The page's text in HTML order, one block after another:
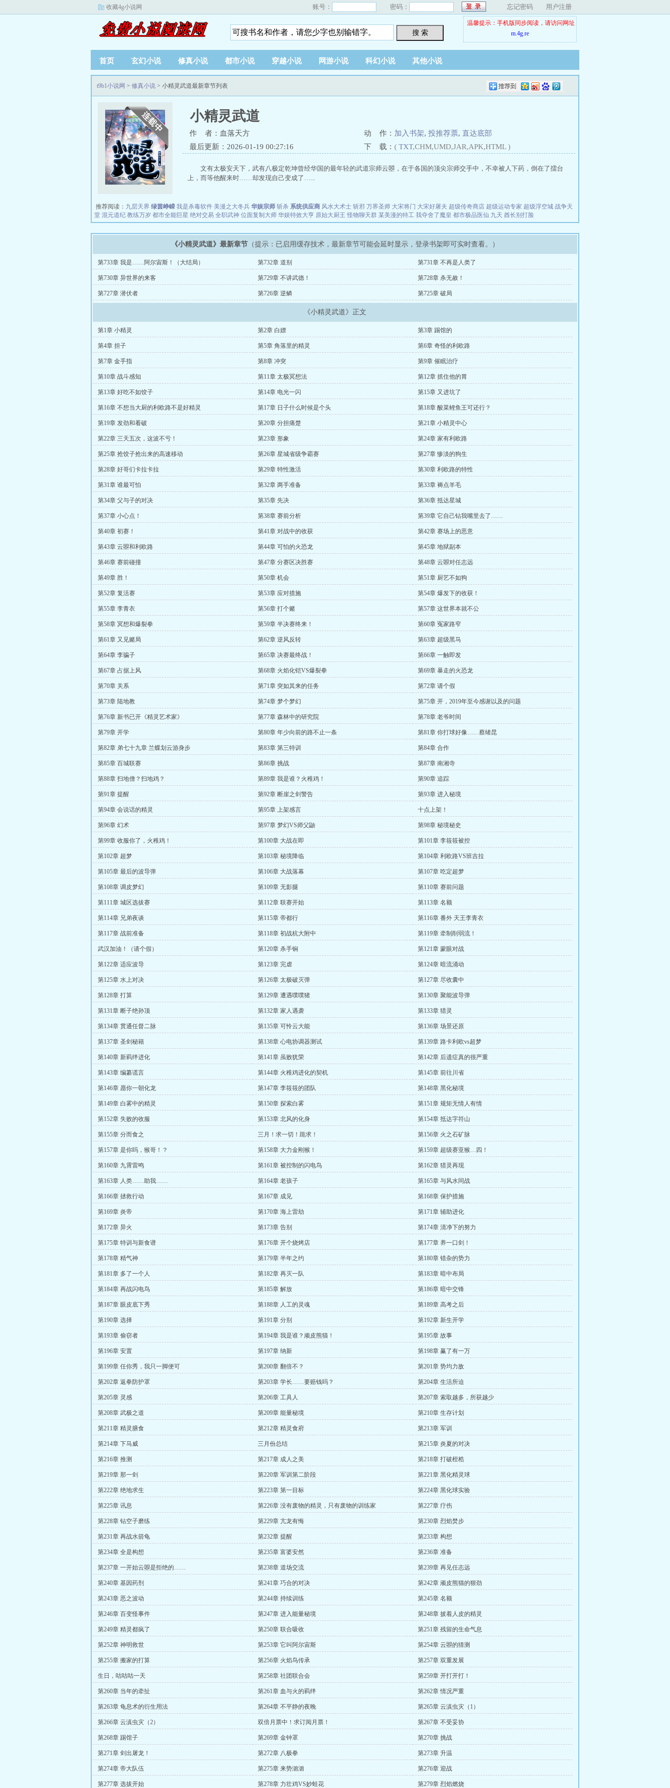
收藏4g小说网 账号： 密码： 忘记密码 用户注册
搜 索
温馨提示：手机版同步阅读，请访问网址
m.4g.re
首页 玄幻小说 修真小说 都市小说 穿越小说 网游小说 科幻小说 其他小说
t9b1小说网 > 修真小说 > 小精灵武道最新章节列表
小精灵武道
作 者：血落天方 动 作： 加入书架, 投推荐票, 直达底部
最后更新：2026-01-19 00:27:16
下 载： ( TXT,CHM,UMD,JAR,APK,HTML )
文有太极安天下，武有八极定乾坤曾经华国的最年轻的武道宗师云曌，在于各国的顶尖宗师交手中，不幸被人下药，倒在了擂台
上，而等他醒来时……却发现自己变成了…...
推荐阅读： 九层天界 绿茵峥嵘 我是杀毒软件 美漫之大冬兵 华娱宗师 斩杀 系统供应商 风水大术士 斩邪 万界圣师 大宋将门 大宋好屠夫 超级传奇商店 超级运动专家 超级浮空城 战争天
堂 混元道纪 教练万岁 都市全能巨星 绝对交易 全职武神 位面复制大师 华娱特效大亨 原始大厨王 怪物聊天群 某美漫的特工 我夺舍了魔皇 都市极品医仙 九天 酋长别打脸
《小精灵武道》最新章节 （提示：已启用缓存技术，最新章节可能会延时显示，登录书架即可实时查看。）
第733章 我是……阿尔宙斯！（大结局） 第732章 道别 第731章 不再是人类了
第730章 异世界的来客 第729章 不讲武德！ 第728章 杀无赦！
第727章 潜伏者 第726章 逆鳞 第725章 破局
《小精灵武道》正文
第1章 小精灵 第2章 白嫖 第3章 踢馆的
第4章 担子 第5章 角落里的精灵 第6章 奇怪的利欧路
第7章 金手指 第8章 冲突 第9章 催眠治疗
第10章 战斗感知 第11章 太极冥想法 第12章 抓住他的胃
第13章 好吃不如饺子 第14章 电光一闪 第15章 又进坑了
第16章 不想当大厨的利欧路不是好精灵 第17章 日子什么时候是个头 第18章 酸菜鲤鱼王可还行？
第19章 发劲和看破 第20章 分担痛楚 第21章 小精灵中心
第22章 三天五次，这波不亏！ 第23章 形象 第24章 家有利欧路
第25章 抢饺子抢出来的高速移动 第26章 星城省级争霸赛 第27章 惨淡的狗生
第28章 好哥们卡拉卡拉 第29章 特性激活 第30章 利欧路的特性
第31章 谁最可怕 第32章 两手准备 第33章 褥点羊毛
第34章 父与子的对决 第35章 先决 第36章 抵达星城
第37章 小心点！ 第38章 赛前分析 第39章 它自己钻我嘴里去了……
第40章 初赛！ 第41章 对战中的收获 第42章 赛场上的恶意
第43章 云曌和利欧路 第44章 可怕的火恐龙 第45章 地狱副本
第46章 赛前碰撞 第47章 分赛区决胜赛 第48章 云曌对任志远
第49章 胜！ 第50章 机会 第51章 厨艺不如狗
第52章 复活赛 第53章 应对措施 第54章 爆发下的收获！
第55章 李青衣 第56章 打个赌 第57章 这世界本就不公
第58章 冥想和爆裂拳 第59章 半决赛终来！ 第60章 冤家路窄
第61章 又见赌局 第62章 逆风反转 第63章 超级黑马
第64章 李骗子 第65章 决赛最终战！ 第66章 一触即发
第67章 占据上风 第68章 火焰化铠VS爆裂拳 第69章 暴走的火恐龙
第70章 关系 第71章 突如其来的任务 第72章 请个假
第73章 陆地教 第74章 梦个梦幻 第75章 开，2019年至今感谢以及的问题
第76章 新书已开《精灵艺术家》 第77章 森林中的研究院 第78章 老爷时间
第79章 开学 第80章 年少向前的路不止一条 第81章 你打球好像……蔡绪昆
第82章 弟七十九章 兰蝶划云游身步 第83章 第三特训 第84章 合作
第85章 百城联赛 第86章 挑战 第87章 南湘寺
第88章 扫地僧？扫地鸡？ 第89章 我是谁？火稚鸡！ 第90章 追踪
第91章 提醒 第92章 断崖之剑警告 第93章 进入秘境
第94章 会说话的精灵 第95章 上架感言 十点上架！
第96章 幻术 第97章 梦幻VS师父鼬 第98章 秘境秘史
第99章 收服你了，火稚鸡！ 第100章 大战在即 第101章 李筱筱被控
第102章 超梦 第103章 秘境降临 第104章 利欧路VS班吉拉
第105章 最后的波导弹 第106章 大战落幕 第107章 吃定超梦
第108章 调皮梦幻 第109章 无影腿 第110章 赛前问题
第111章 城区选拔赛 第112章 联赛开始 第113章 名额
第114章 兄弟夜谈 第115章 帝都行 第116章 番外 天王李青衣
第117章 战前准备 第118章 初战杭大附中 第119章 牵制削弱流！
武汉加油！（请个假） 第120章 杀手锏 第121章 蒙眼对战
第122章 适应波导 第123章 完虐 第124章 暗流涌动
第125章 水上对决 第126章 太极破灭弹 第127章 尽收囊中
第128章 打算 第129章 遭遇噗噗猪 第130章 聚能波导弹
第131章 断子绝孙顶 第132章 家人遇袭 第133章 猎灵
第134章 贯通任督二脉 第135章 可怜云大能 第136章 场景还原
第137章 圣剑秘籍 第138章 心电协调器测试 第139章 路卡利欧vs超梦
第140章 新羁绊进化 第141章 虽败犹荣 第142章 后遗症真的很严重
第143章 编纂谎言 第144章 火稚鸡进化的契机 第145章 前往川省
第146章 愿你一朝化龙 第147章 李筱筱的团队 第148章 黑化秘境
第149章 白雾中的精灵 第150章 探索白雾 第151章 规矩无情人有情
第152章 失败的收服 第153章 北风的化身 第154章 抵达字符山
第155章 分而食之 三月！求一切！跪求！ 第156章 火之石矿脉
第157章 是你吗，猴哥！？ 第158章 大力金刚猴！ 第159章 超级赛亚猴…四！
第160章 九霄雷鸣 第161章 被控制的闪电鸟 第162章 猎灵再现
第163章 人类……助我…… 第164章 老孩子 第165章 与风水同战
第166章 拯救行动 第167章 成见 第168章 保护措施
第169章 炎帝 第170章 海上雷劫 第171章 辅助进化
第172章 异火 第173章 告别 第174章 清净下的努力
第175章 特训与新食谱 第176章 开个烧烤店 第177章 养一口剑！
第178章 精气神 第179章 半年之约 第180章 错杂的势力
第181章 多了一个人 第182章 再灭一队 第183章 暗中布局
第184章 再战闪电鸟 第185章 解放 第186章 暗中交锋
第187章 眼皮底下秀 第188章 人工的灵魂 第189章 高考之后
第190章 选择 第191章 分别 第192章 新生开学
第193章 偷窃者 第194章 我是谁？顽皮熊猫！ 第195章 故事
第196章 安置 第197章 纳新 第198章 赢了有一万
第199章 任你秀，我只一脚便可 第200章 翻倍不？ 第201章 势均力敌
第202章 返拳防护罩 第203章 学长……要赔钱吗？ 第204章 生活所迫
第205章 灵感 第206章 工具人 第207章 索取越多，所获越少
第208章 武极之道 第209章 能量秘境 第210章 生存计划
第211章 精灵膳食 第212章 精灵食府 第213章 军训
第214章 下马威 三月份总结 第215章 炎夏的对决
第216章 推测 第217章 成人之美 第218章 打破桎梏
第219章 那一剑 第220章 军训第二阶段 第221章 黑化精灵球
第222章 绝地求生 第223章 第一目标 第224章 黑化球实验
第225章 讯息 第226章 没有废物的精灵，只有废物的训练家 第227章 疗伤
第228章 钻空子磨练 第229章 亢龙有悔 第230章 烈焰焚步
第231章 再战水箭龟 第232章 提醒 第233章 构想
第234章 全是构想 第235章 富婆安然 第236章 准备
第237章 一开始云曌是拒绝的…… 第238章 道场交流 第239章 再见任志远
第240章 基因药剂 第241章 巧合的对决 第242章 顽皮熊猫的狠劲
第243章 恶之波动 第244章 持续训练 第245章 名额
第246章 百变怪事件 第247章 进入能量秘境 第248章 披着人皮的精灵
第249章 精灵都疯了 第250章 联合吸收 第251章 残留的生命气息
第252章 神明救世 第253章 它叫阿尔宙斯 第254章 云曌的猜测
第255章 搬家的打算 第256章 火焰鸟传承 第257章 双重发展
生日，咕咕咕一天 第258章 社团联合会 第259章 开打开打！
第260章 当年的牵扯 第261章 血与火的羁绊 第262章 情况严重
第263章 龟息术的衍生用法 第264章 不平静的夜晚 第265章 云滇虫灾（1）
第266章 云滇虫灾（2） 双倍月票中！求订阅月票！ 第267章 不受妥协
第268章 踢馆子 第269章 金钟罩 第270章 挑战
第271章 剑出屠龙！ 第272章 八极拳 第273章 升温
第274章 帝大队伍 第275章 来势汹汹 第276章 迎战
第277章 选拔开始 第278章 力壮鸡VS妙蛙花 第279章 烈焰燃烧